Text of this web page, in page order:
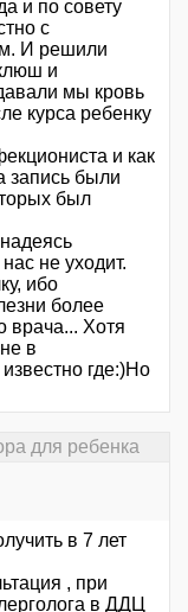
и по совету
с
И решили
и
мы кровь
курса ребенку
и как
запись были
был
не уходит.
ибо
более
врача... Хотя
в
где:)Но
для ребенка
в 7 лет
, при
в ДДЦ